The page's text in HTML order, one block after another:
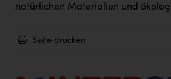
natürlichen Materialien und
Seite drucken